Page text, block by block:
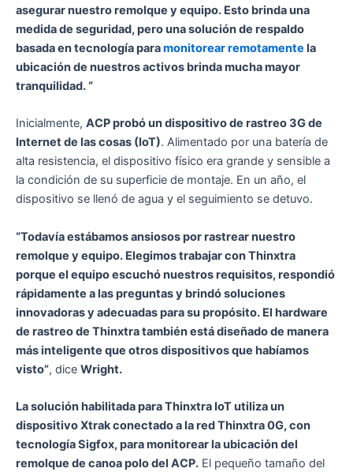
asegurar nuestro remolque y equipo. Esto brinda una
medida de seguridad, pero una solución de respaldo
basada en tecnología paramonitorear remotamente la
ubicación de nuestros activos brinda mucha mayor
tranquilidad. “
Inicialmente, ACP probó un dispositivo de rastreo 3G de
Internet de las cosas (IoT). Alimentado por una batería de
alta resistencia, el dispositivo físico era grande y sensible a
la condición de su superficie de montaje. En un año, el
dispositivo se llenó de agua y el seguimiento se detuvo.
“Todavía estábamos ansiosos por rastrear nuestro
remolque y equipo. Elegimos trabajar con Thinxtra
porque el equipo escuchó nuestros requisitos, respondió
rápidamente a las preguntas y brindó soluciones
innovadoras y adecuadas para su propósito. El hardware
de rastreo de Thinxtra también está diseñado de manera
más inteligente que otros dispositivos que habíamos
visto”, dice Wright.
La solución habilitada para Thinxtra IoT utiliza un
dispositivo Xtrak conectado a la red Thinxtra 0G, con
tecnología Sigfox, para monitorear la ubicación del
remolque de canoa polo del ACP. El pequeño tamaño del